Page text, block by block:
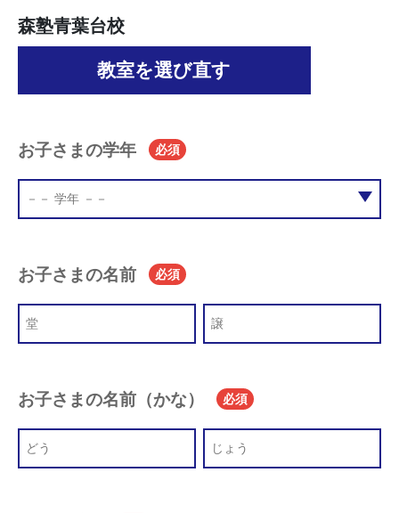
森塾青葉台校
教室を選び直す
お子さまの学年 必須
お子さまの名前 必須
お子さまの名前（かな） 必須